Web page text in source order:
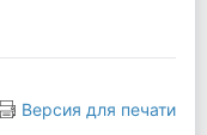
Версия для печати